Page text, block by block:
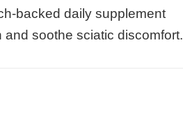
backed daily supplement
soothe sciatic discomfort.